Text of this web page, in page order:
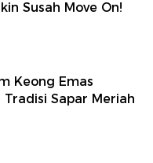
Susah Move On!
Keong Emas
Tradisi Sapar Meriah